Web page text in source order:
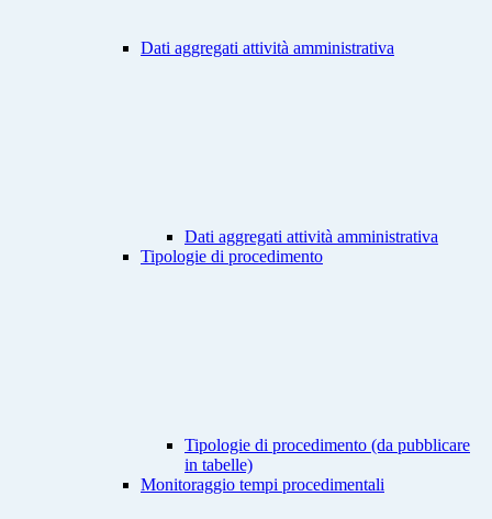
Dati aggregati attività amministrativa
Dati aggregati attività amministrativa
Tipologie di procedimento
Tipologie di procedimento (da pubblicare
in tabelle)
Monitoraggio tempi procedimentali